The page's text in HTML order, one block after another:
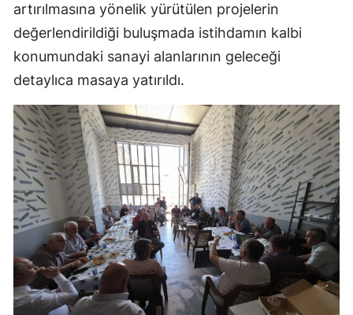
İstanbul
İzmir
Kastamonu
Kayseri
Kırklareli
Kırşehir
Kocaeli
Konya
Kütahya
artırılmasına yönelik yürütülen projelerin
değerlendirildiği buluşmada istihdamın kalbi
konumundaki sanayi alanlarının geleceği
detaylıca masaya yatırıldı.